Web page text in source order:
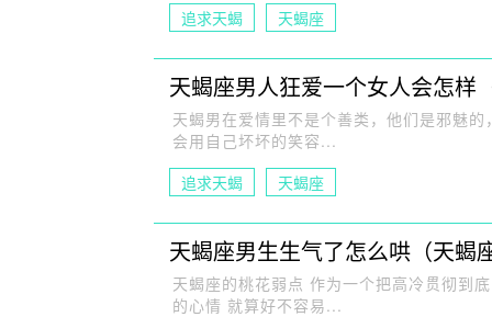
追求天蝎
天蝎座
天蝎座男人狂爱一个女人会怎样
天蝎男在爱情里不是个善类，他们是邪魅
会用自己坏坏的笑容...
追求天蝎
天蝎座
天蝎座男生生气了怎么哄（天蝎
天蝎座的桃花弱点 作为一个把高冷贯彻到
的心情 就算好不容易...